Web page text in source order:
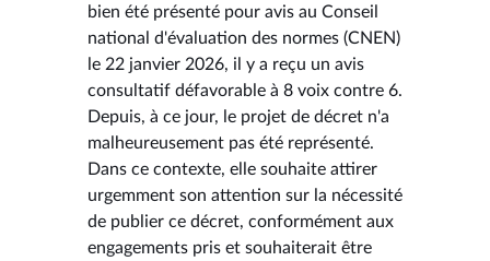
bien été présenté pour avis au Conseil
national d'évaluation des normes (CNEN)
le 22 janvier 2026, il y a reçu un avis
consultatif défavorable à 8 voix contre 6.
Depuis, à ce jour, le projet de décret n'a
malheureusement pas été représenté.
Dans ce contexte, elle souhaite attirer
urgemment son attention sur la nécessité
de publier ce décret, conformément aux
engagements pris et souhaiterait être